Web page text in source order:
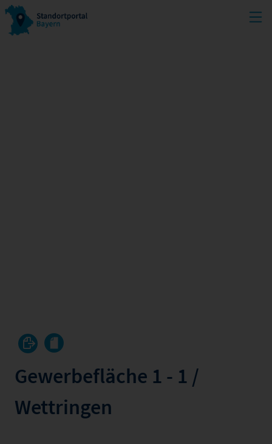
Gewerbefläche 1 - 1 /
Wettringen